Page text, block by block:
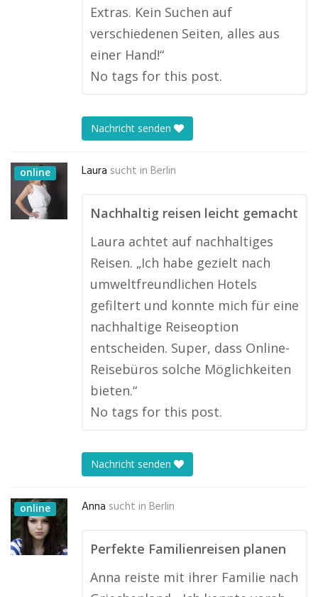
Extras. Kein Suchen auf
verschiedenen Seiten, alles aus
einer Hand!“
No tags for this post.
Nachricht senden
online Laura sucht in Berlin
Nachhaltig reisen leicht gemacht
Laura achtet auf nachhaltiges
Reisen. „Ich habe gezielt nach
umweltfreundlichen Hotels
gefiltert und konnte mich für eine
nachhaltige Reiseoption
entscheiden. Super, dass Online-
Reisebüros solche Möglichkeiten
bieten.“
No tags for this post.
Nachricht senden
online Anna sucht in Berlin
Perfekte Familienreisen planen
Anna reiste mit ihrer Familie nach